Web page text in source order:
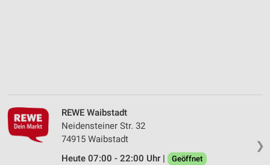
❯
REWE Waibstadt
Neidensteiner Str. 32
74915 Waibstadt
Heute 07:00 - 22:00 Uhr |
Geöffnet